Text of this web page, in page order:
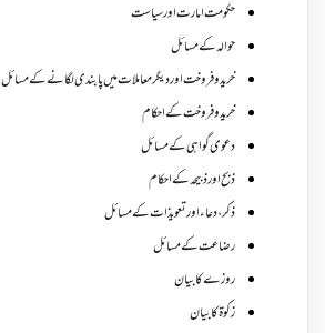
حکومت امارت اور سیاست
حوالہ کے مسائل
خرید و فروخت اور دیگر معاملات میں پابندی لگانے کے مسائل
خرید و فروخت کے احکام
دعوی گواہی کے مسائل
ذبح اور ذبیحہ کے احکام
ذکر،دعاء اور تعویذات کے مسائل
رضاعت کے مسائل
روزے کا بیان
زکوة کابیان